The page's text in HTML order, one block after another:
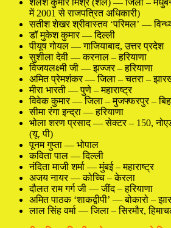
में 2001 से राजपत्रित अधिकारी)
सतीश शेखर श्रीवास्तव ‘परिमल’ —
डॉ मुकेश कुमार — दिल्ली
पीयूष गोयल — गाजियाबाद, उत्तर प्रदेश
सुशीला देवी — करनाल – हरियाणा
विजयलक्ष्मी जी — झज्जर – हरियाणा
अमित प्रेमशंकर — जिला – चतरा –
मीरा भारती — पुणे – महाराष्ट्र
विवेक कुमार — जिला – मुजफ्फरपुर –
सीमा रंगा इन्द्रा — हरियाणा
भोला शरण प्रसाद — सेक्टर – 150,
(यू. पी)
पूनम गुप्ता — भोपाल
कविता पाल — दिल्ली
नंदिता माजी शर्मा — मुंबई – महाराष्ट्र
अजय नायर — कोच्चि – केरला
दौलत राम गर्ग जी — जींद – हरियाणा
अमित पाठक ‘शाकद्वीपी’ — बोकारो –
लाल सिंह वर्मा — जिला – सिरमौर,